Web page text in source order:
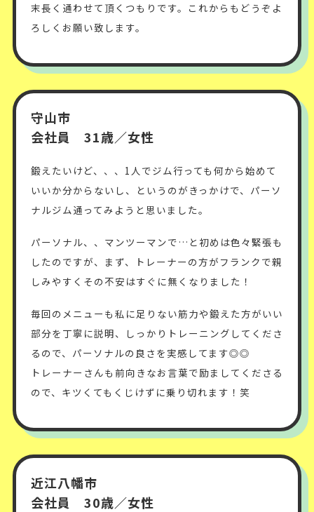
末長く通わせて頂くつもりです。これからもどうぞよ
ろしくお願い致します。
守山市
会社員 31歳／女性
鍛えたいけど、、、 1人でジム行っても何から始めて
いいか分からないし、
というのがきっかけで、パーソ
ナルジム通ってみようと思いました。
パーソナル、、マンツーマンで… と初めは色々緊張も
したのですが、 まず、トレーナーの方がフランクで親
しみやすく その不安はすぐに無くなりました！
毎回のメニューも 私に足りない筋力や鍛えた方がいい
部分を丁寧に説明、しっかりトレーニングしてくださ
るので、パーソナルの良さを実感してます◎◎
トレーナーさんも前向きなお言葉で励ましてくださる
ので、キツくてもくじけずに乗り切れます！笑
近江八幡市
会社員 30歳／女性